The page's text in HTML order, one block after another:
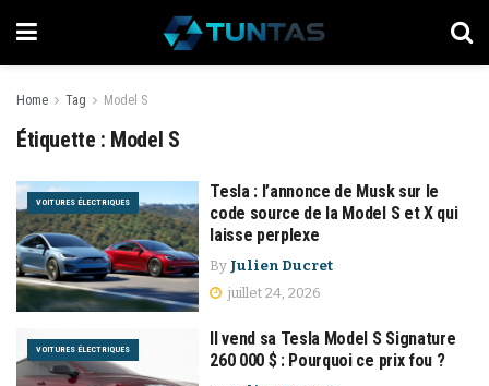
Home Tag Model S
Étiquette : Model S
VOITURES ÉLECTRIQUES
Tesla : l’annonce de Musk sur le
code source de la Model S et X qui
laisse perplexe
By Julien Ducret
juillet 24, 2026
VOITURES ÉLECTRIQUES
Il vend sa Tesla Model S Signature
260 000 $ : Pourquoi ce prix fou ?